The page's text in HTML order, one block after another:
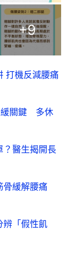
+9
打機反減腰痛
緩關鍵 多休
？醫生揭開長
骨緩解腰痛
辨「假性飢